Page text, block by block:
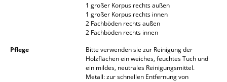
Aufbewahrungsboxen
1 großer Korpus rechts außen
1 großer Korpus rechts innen
2 Fachböden rechts außen
2 Fachböden rechts innen
Pflege
Bitte verwenden sie zur Reinigung der
Holzflächen ein weiches, feuchtes Tuch und
ein mildes, neutrales Reinigungsmittel.
Metall: zur schnellen Entfernung von